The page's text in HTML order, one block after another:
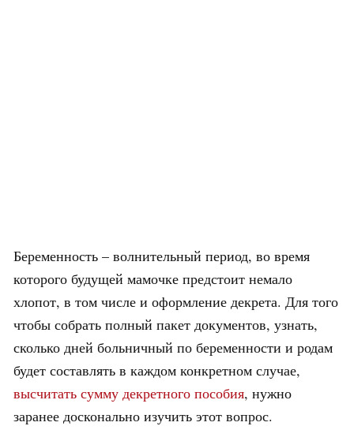
Беременность – волнительный период, во время
которого будущей мамочке предстоит немало
хлопот, в том числе и оформление декрета. Для того
чтобы собрать полный пакет документов, узнать,
сколько дней больничный по беременности и родам
будет составлять в каждом конкретном случае,
высчитать сумму декретного пособия, нужно
заранее досконально изучить этот вопрос.